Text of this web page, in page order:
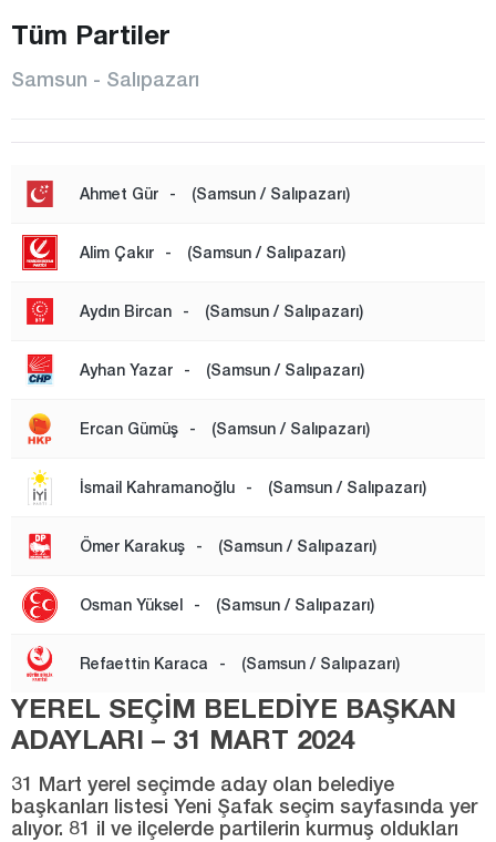
SALIPAZARI
TEKKEKÖY
VEZİRKÖPRÜ
Sinop
Sivas
Şırnak
Tekirdağ
Tokat
Trabzon
Uşak
Tüm Partiler
Samsun - Salıpazarı
Ahmet Gür - (Samsun / Salıpazarı)
Alim Çakır - (Samsun / Salıpazarı)
Aydın Bircan - (Samsun / Salıpazarı)
Ayhan Yazar - (Samsun / Salıpazarı)
Ercan Gümüş - (Samsun / Salıpazarı)
İsmail Kahramanoğlu - (Samsun / Salıpazarı)
Ömer Karakuş - (Samsun / Salıpazarı)
Osman Yüksel - (Samsun / Salıpazarı)
Refaettin Karaca - (Samsun / Salıpazarı)
YEREL SEÇİM BELEDİYE BAŞKAN
ADAYLARI – 31 MART 2024
31 Mart yerel seçimde aday olan belediye
başkanları listesi Yeni Şafak seçim sayfasında yer
alıyor. 81 il ve ilçelerde partilerin kurmuş oldukları